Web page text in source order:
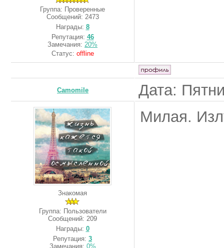
Группа: Проверенные
Сообщений: 2473
Награды: 8
Репутация: 46
Замечания: 20%
Статус: offline
Camomile Дата:
Знакомая
Группа: Пользователи
Сообщений: 209
Награды: 0
Репутация: 3
Замечания: 0%
Милая.